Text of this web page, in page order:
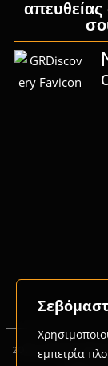
εμπειρία
2020-2026 © GRD